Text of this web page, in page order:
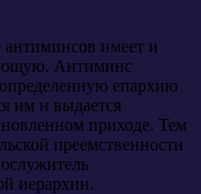
антиминсов имеет и
Антиминс
епархию
им и выдается
приходе. Тем
преемственности
иерархии.